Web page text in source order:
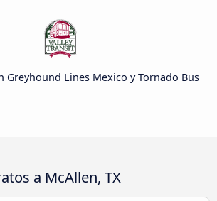
Greyhound Lines Mexico y Tornado Bus
a McAllen, TX